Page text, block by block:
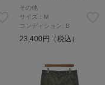
その他
サイズ：M
コンディション: B
23,400円（税込）